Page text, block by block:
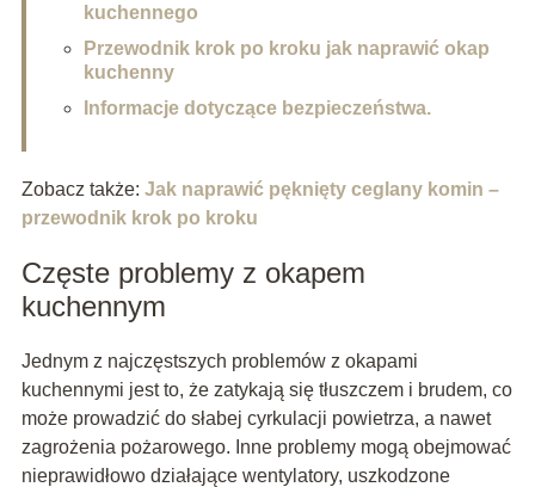
kuchennego
Przewodnik krok po kroku jak naprawić okap
kuchenny
Informacje dotyczące bezpieczeństwa.
Zobacz także: Jak naprawić pęknięty ceglany komin –
przewodnik krok po kroku
Częste problemy z okapem
kuchennym
Jednym z najczęstszych problemów z okapami
kuchennymi jest to, że zatykają się tłuszczem i brudem, co
może prowadzić do słabej cyrkulacji powietrza, a nawet
zagrożenia pożarowego. Inne problemy mogą obejmować
nieprawidłowo działające wentylatory, uszkodzone